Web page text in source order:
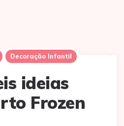
Decoração Infantil
ideias
Frozen